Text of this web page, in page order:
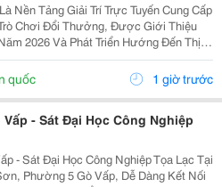
Nền Tảng Giải Trí Trực Tuyến Cung Cấp
Chơi Đổi Thưởng, Được Giới Thiệu
2026 Và Phát Triển Hướng Đến Thị
Theo Thông Tin Từ Nền Tảng, O8 Hoạt
Tiêu Chuẩn Áp Dụng Trong Lĩnh...
quốc 1 giờ trước
Vấp - Sát Đại Học Công Nghiệp
- Sát Đại Học Công Nghiệp Tọa Lạc Tại
Phường 5 Gò Vấp, Dễ Dàng Kết Nối